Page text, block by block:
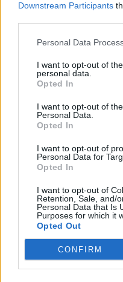
Downstream Participants
Personal Data
I want to opt-out of
personal data.
Opted In
I want to opt-out of
Personal Data.
Opted In
I want to opt-out of
Personal Data for
Opted In
I want to opt-out of
Retention, Sale, and/
Personal Data that Is
Purposes for which it
Opted Out
CONFIRM
Ο
22
το